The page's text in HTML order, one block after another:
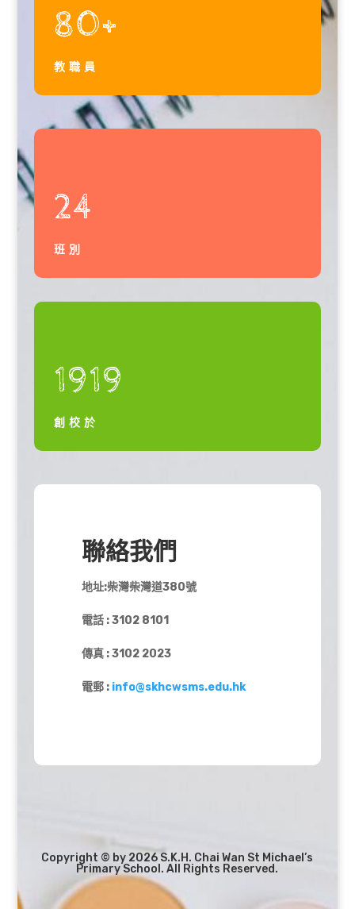
80+
教職員
24
班別
1919
創校於
聯絡我們
地址:柴灣柴灣道380號
電話 : 3102 8101
傳真 : 3102 2023
電郵 : info@skhcwsms.edu.hk
Copyright © by 2026 S.K.H. Chai Wan St Michael’s
Primary School. All Rights Reserved.